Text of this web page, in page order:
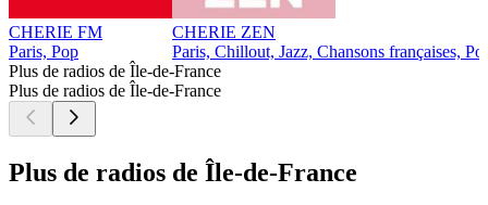
CHERIE FM
Paris, Pop
CHERIE ZEN
Paris, Chillout, Jazz, Chansons françaises,
Plus de radios de Île-de-France
Plus de radios de Île-de-France
Plus de radios de Île-de-France